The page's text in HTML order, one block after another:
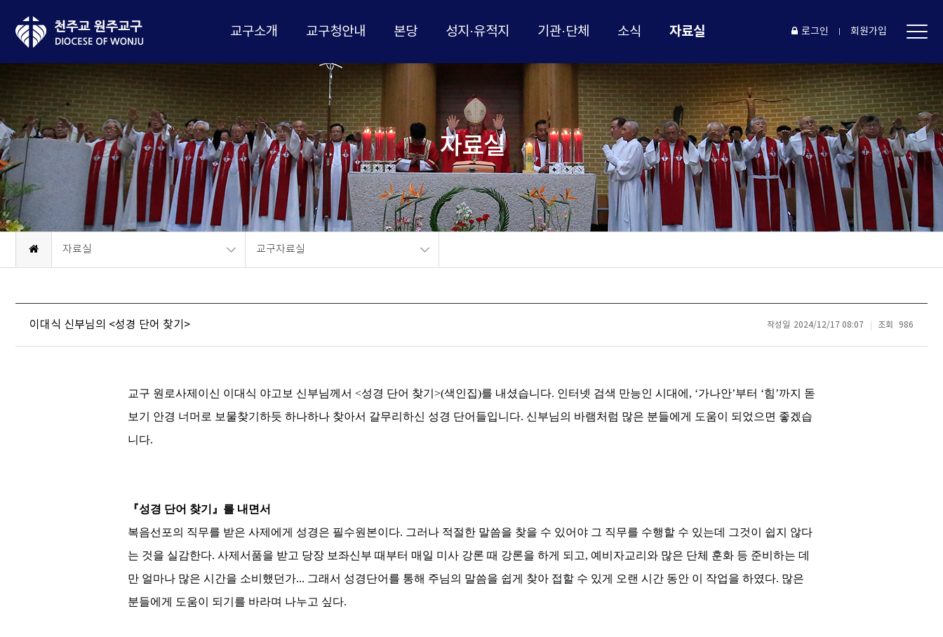
교구소개 교구청안내 본당 성지·유적지 기관·단체 소식 자료실 로그인 회원가입
자료실
자료실 교구자료실
이대식 신부님의 <성경 단어 찾기> 작성일 2024/12/17 08:07 조회 986
교구 원로사제이신 이대식 야고보 신부님께서 <성경 단어 찾기 >(색인집)를 내셨습니다. 인터넷 검색 만능인 시대에 , ‘가나안’부터 ‘힘’까지 돋
보기 안경 너머로 보물찾기하듯 하나하나 찾아서 갈무리하신 성경 단어들입니다. 신부님의 바램처럼 많은 분들에게 도움이 되었으면 좋겠습
니다.
『성경 단어 찾기 』 를 내면서
복음선포의 직무를 받은 사제에게 성경은 필수원본이다. 그러나 적절한 말씀을 찾을 수 있어야 그 직무를 수행할 수 있는데 그것이 쉽지 않다
는 것을 실감한다. 사제서품을 받고 당장 보좌신부 때부터 매일 미사 강론 때 강론을 하게 되고, 예비자교리와 많은 단체 훈화 등 준비하는 데
만 얼마나 많은 시간을 소비했던가... 그래서 성경단어를 통해 주님의 말씀을 쉽게 찾아 접할 수 있게 오랜 시간 동안 이 작업을 하였다. 많은
분들에게 도움이 되기를 바라며 나누고 싶다.